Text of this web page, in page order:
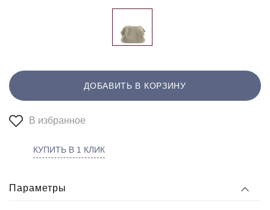
ДОБАВИТЬ В КОРЗИНУ
В избранное
КУПИТЬ В 1 КЛИК
Параметры